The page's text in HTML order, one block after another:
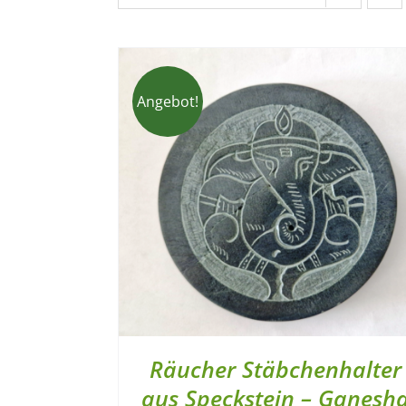
Angebot!
Räucher Stäbchenhalter
aus Speckstein –